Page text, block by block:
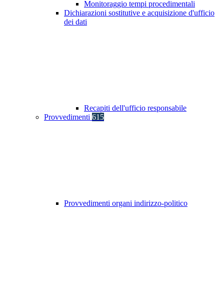
Monitoraggio tempi procedimentali
Dichiarazioni sostitutive e acquisizione d'ufficio
dei dati
Recapiti dell'ufficio responsabile
Provvedimenti 615
Provvedimenti organi indirizzo-politico